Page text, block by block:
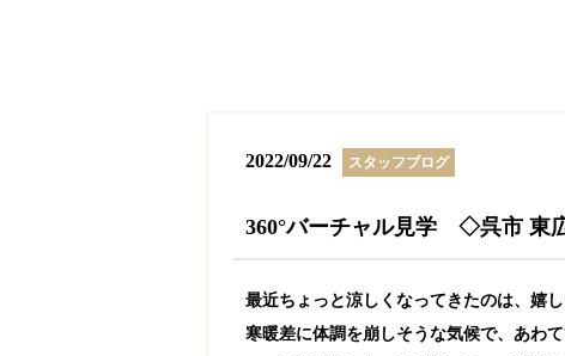
2022/09/22 スタッフブログ
360°バーチャル見学 ◇呉市 東
最近ちょっと涼しくなってきたのは、嬉
寒暖差に体調を崩しそうな気候で、あわ